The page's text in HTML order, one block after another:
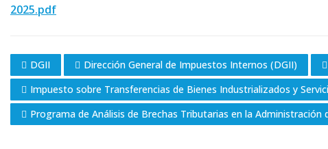
2025.pdf
DGII Dirección General de Impuestos Internos (DGII)
Impuesto sobre Transferencias de Bienes Industrializados y
Programa de Análisis de Brechas Tributarias en la Administración